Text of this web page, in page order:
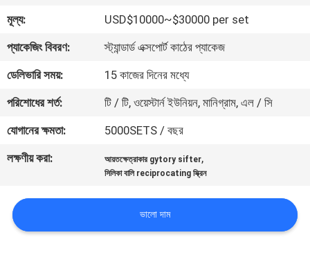
কারখানা
ভ্রমণ
মান
নিয়ন্ত্রণ
যোগাযোগ
উদ্ধৃতির
মূল্য:
USD$10000~$30000 per set
প্যাকেজিং বিবরণ:
স্ট্যান্ডার্ড এক্সপোর্ট কাঠের প্যাকেজ
ডেলিভারি সময়:
15 কাজের দিনের মধ্যে
পরিশোধের শর্ত:
টি / টি, ওয়েস্টার্ন ইউনিয়ন, মানিগ্রাম, এল / সি
যোগানের ক্ষমতা:
5000SETS / বছর
লক্ষণীয় করা:
আয়তক্ষেত্রাকার gytory sifter,
সিলিকা বালি reciprocating স্ক্রিন
ভালো দাম